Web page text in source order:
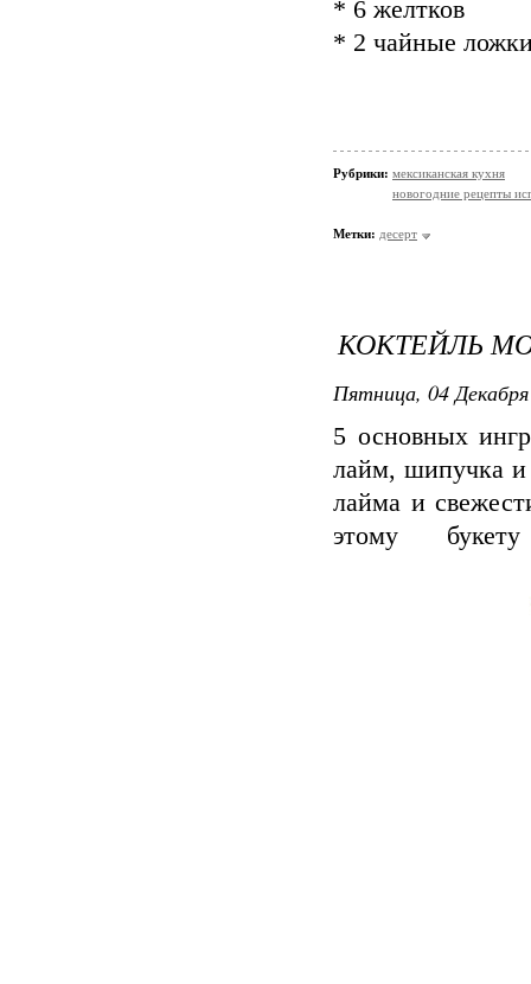
* 6 желтков
* 2 чайные
Рубрики: мексиканская кухня
новогодние рецепты
Метки: десерт
КОКТЕЙЛЬ
Пятница, 04
5 основных
лайм, шипучка и
лайма и
этому